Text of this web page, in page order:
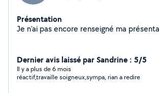
Présentation
Je n'ai pas encore
Dernier avis laissé par Sandrine : 5/5
Il y a plus de 6 mois
réactif,travaille soigneux,sympa, rian a redire